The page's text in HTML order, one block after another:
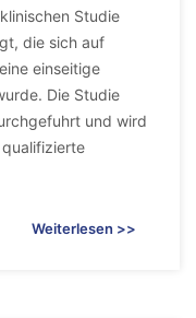
Studie
die sich auf
einseitige
Die Studie
und wird
Weiterlesen >>